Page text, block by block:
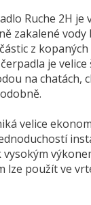
Ruche 2H je
zakalené vody
z
je velice
na chatách,
velice
použít ve